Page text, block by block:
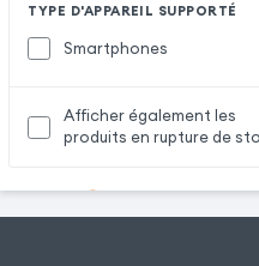
TYPE D'APPAREIL SUPPORTÉ
Smartphones
Afficher également les
produits en rupture de